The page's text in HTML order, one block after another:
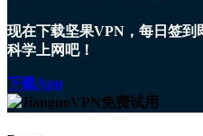
现在下载坚果VPN，每日签
科学上网吧！
下载App